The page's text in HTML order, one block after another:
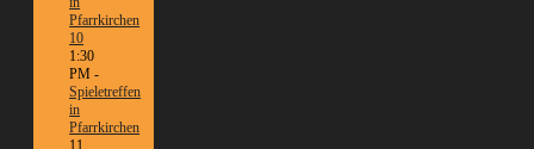
Pfarrkirchen
10
1:30
PM -
Spieletreffen
in
Pfarrkirchen